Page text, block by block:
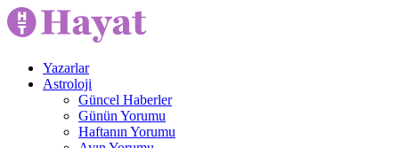
Yazarlar
Astroloji
Güncel Haberler
Günün Yorumu
Haftanın Yorumu